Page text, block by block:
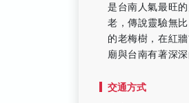
是台南人氣最旺
老，傳說靈驗無
的老梅樹，在紅
廟與台南有著深
交通方式